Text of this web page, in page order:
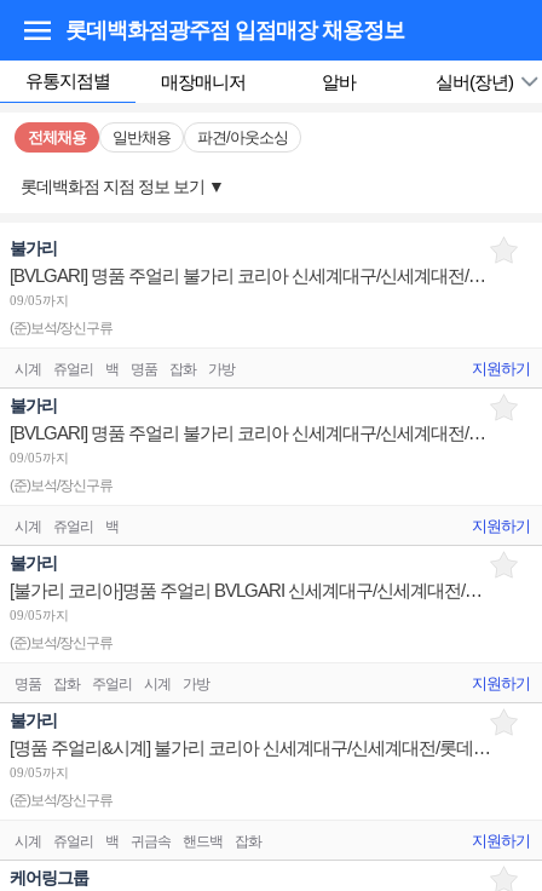
롯데백화점광주점 입점매장채용정보
유통지점별 매장매니저 알바 실버(장년)
전체채용 일반채용 파견/아웃소싱
롯데백화점 지점 정보 보기 ▼
불가리
[BVLGARI] 명품 주얼리 불가리 코리아 신세계대구/신세계대전/롯데광주 슈퍼바이저/판매사원 채용
09/05까지
(준)보석/장신구류
시계 쥬얼리 백 명품 잡화 가방 지원하기
불가리
[BVLGARI] 명품 주얼리 불가리 코리아 신세계대구/신세계대전/롯데광주 판매사원 채용
09/05까지
(준)보석/장신구류
시계 쥬얼리 백 지원하기
불가리
[불가리 코리아]명품 주얼리 BVLGARI 신세계대구/신세계대전/롯데광주 슈퍼바이저/판매사원 채용
09/05까지
(준)보석/장신구류
명품 잡화 주얼리 시계 가방 지원하기
불가리
[명품 주얼리&시계] 불가리 코리아 신세계대구/신세계대전/롯데광주 슈퍼바이저/판매사원 채용
09/05까지
(준)보석/장신구류
시계 쥬얼리 백 귀금속 핸드백 잡화 지원하기
케어링그룹